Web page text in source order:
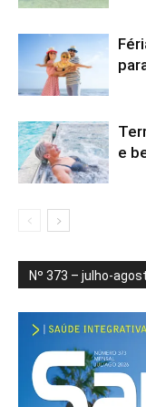
e
Nº 373 – julho-